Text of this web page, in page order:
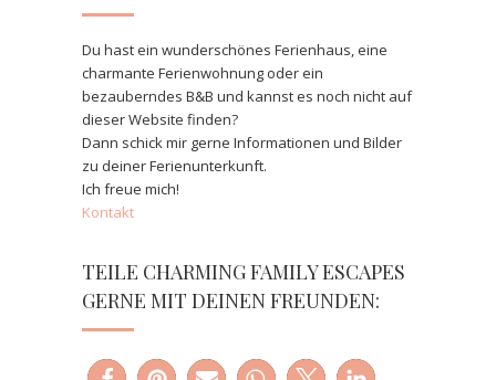
Du hast ein wunderschönes Ferienhaus, eine
charmante Ferienwohnung oder ein
bezauberndes B&B und kannst es noch nicht auf
dieser Website finden?
Dann schick mir gerne Informationen und Bilder
zu deiner Ferienunterkunft.
Ich freue mich!
Kontakt
TEILE CHARMING FAMILY ESCAPES
GERNE MIT DEINEN FREUNDEN: